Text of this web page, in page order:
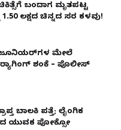
ಬಂದಾಗ ಮೃತಪಟ್ಟ
ಲಕ್ಷದ ಚಿನ್ನದ ಸರ ಕಳವು!
ಜೂನಿಯರ್‌ಗಳ ಮೇಲೆ
ಶಂಕೆ – ಪೊಲೀಸ್
ಬಾಲಕಿ ಪತ್ತೆ; ಲೈಂಗಿಕ
ಯುವಕ ಪೋಕ್ಸೋ